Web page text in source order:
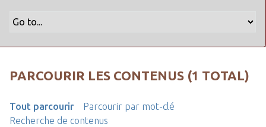
PARCOURIR LES CONTENUS (1 TOTAL)
Tout parcourir
Parcourir par mot-clé
Recherche de contenus